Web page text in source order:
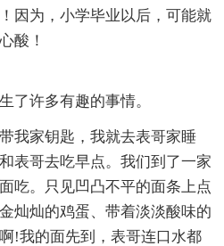
因为，小学毕业以后，可能就
酸！
了许多有趣的事情。
我家钥匙，我就去表哥家睡
表哥去吃早点。我们到了一家
吃。只见凹凸不平的面条上点
灿灿的鸡蛋、带着淡淡酸味的
!我的面先到，表哥连口水都